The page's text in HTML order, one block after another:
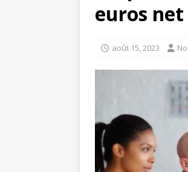
euros
août 15, 2023